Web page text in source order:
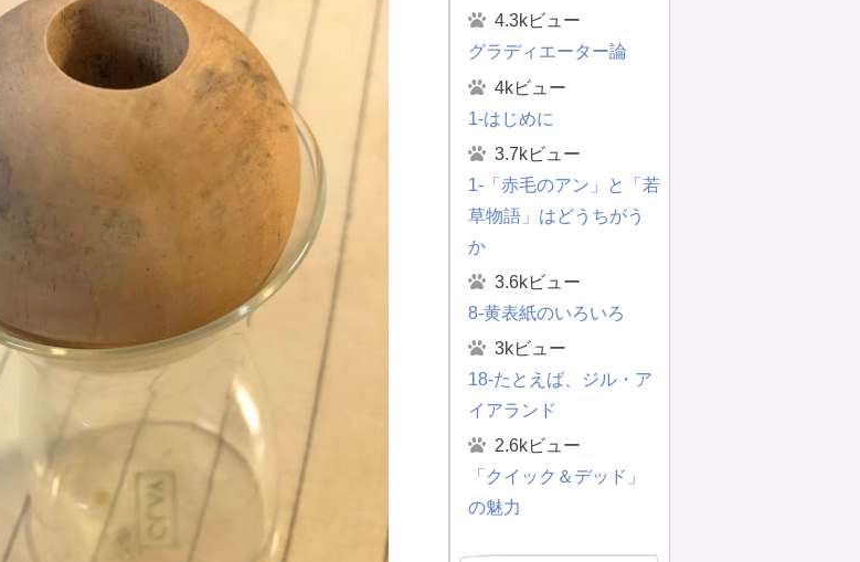
4.3kビュー
グラディエーター論
4kビュー
1-はじめに
3.7kビュー
1-「赤毛のアン」と「若
草物語」はどうちがう
か
3.6kビュー
8-黄表紙のいろいろ
3kビュー
18-たとえば、ジル・ア
イアランド
2.6kビュー
「クイック＆デッド」
の魅力